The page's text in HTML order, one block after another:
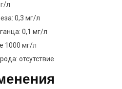
л
0,3 мг/л
0,1 мг/л
1000 мг/л
отсутствие